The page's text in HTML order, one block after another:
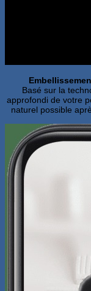
Basé sur la
approfondi de votre
naturel possible